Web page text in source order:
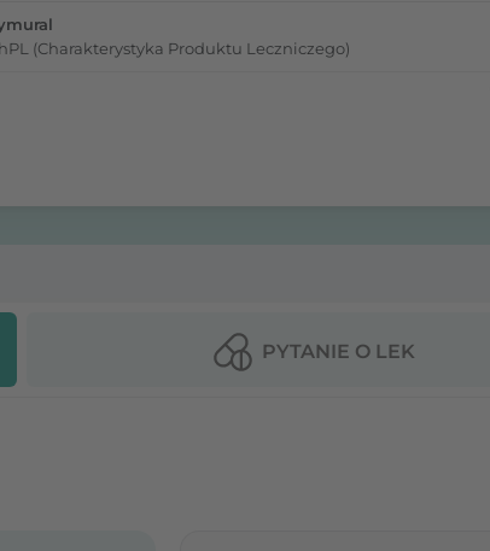
(Charakterystyka Produktu Leczniczego)
PYTANIE O LEK